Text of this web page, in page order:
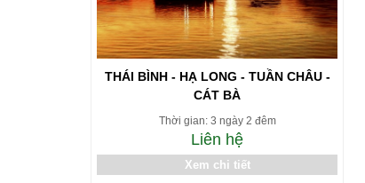
THÁI BÌNH - HẠ LONG - TUẦN CHÂU -
CÁT BÀ
Thời gian: 3 ngày 2 đêm
Liên hệ
Xem chi tiết